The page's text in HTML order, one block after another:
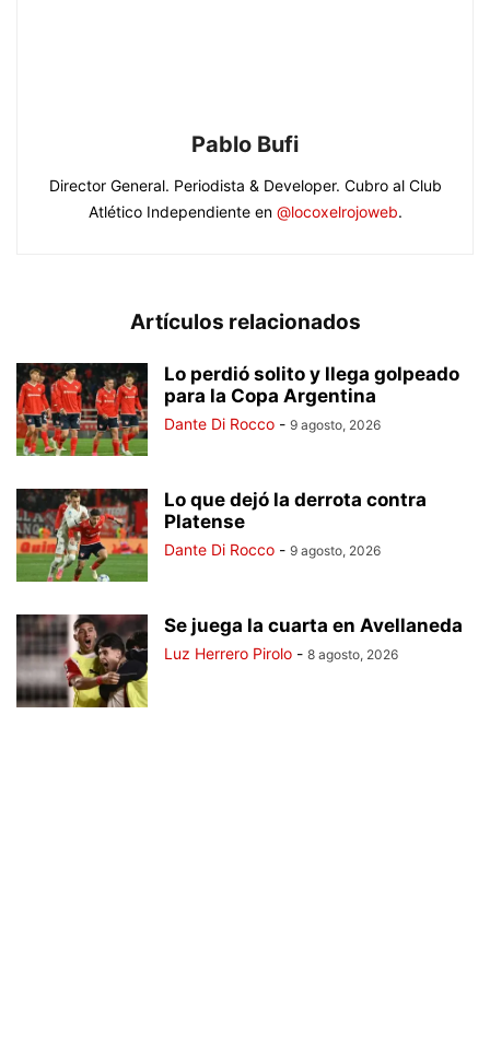
Pablo Bufi
Director General. Periodista & Developer. Cubro al Club
Atlético Independiente en @locoxelrojoweb.
Artículos relacionados
Lo perdió solito y llega golpeado
para la Copa Argentina
Dante Di Rocco - 9 agosto, 2026
Lo que dejó la derrota contra
Platense
Dante Di Rocco - 9 agosto, 2026
Se juega la cuarta en Avellaneda
Luz Herrero Pirolo - 8 agosto, 2026